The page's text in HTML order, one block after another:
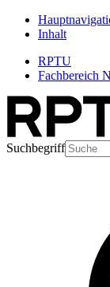
Inhalt
RPTU
Fachbereich
Suchbegriff